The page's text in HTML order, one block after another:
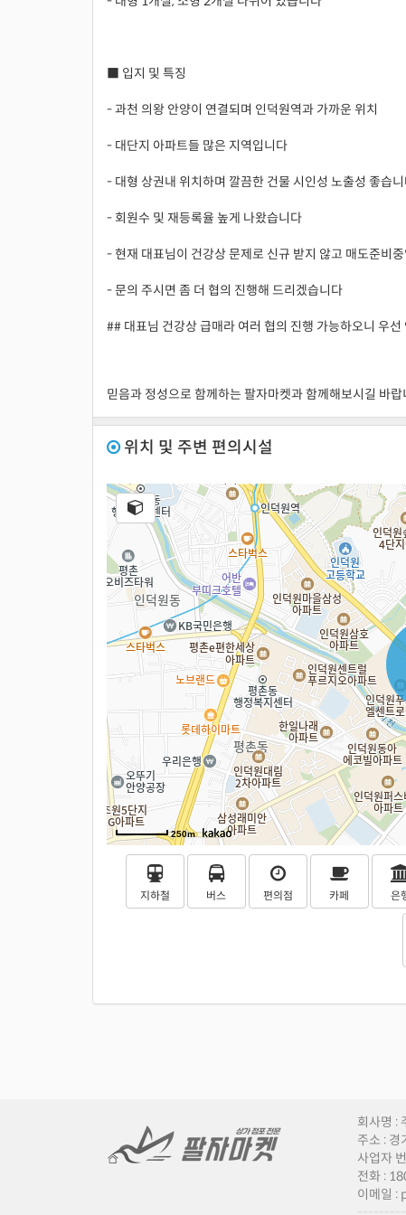
■ 입지 및 특징
- 과천 의왕 안양이 연결되며 인덕원역과 가까운 위치
- 대단지 아파트들 많은 지역입니다
- 대형 상권내 위치하며 깔끔한 건물 시인성 노출성 좋습
- 회원수 및 재등록율 높게 나왔습니다
- 현재 대표님이 건강상 문제로 신규 받지 않고 매도준비
- 문의 주시면 좀 더 협의 진행해 드리겠습니다
## 대표님 건강상 급매라 여러 협의 진행 가능하오니 우
믿음과 정성으로 함께하는 팔자마켓과 함께해보시길 바랍
위치 및 주변 편의시설
250m
지하철 버스 편의점 카페 은
회사명 :
주소 : 경
사업자
전화 :
이메일 :